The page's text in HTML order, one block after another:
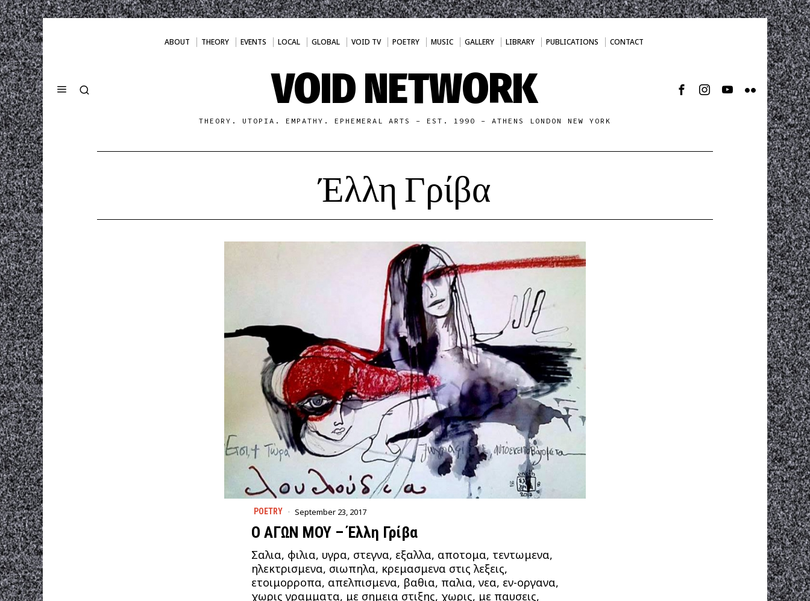
ABOUT THEORY EVENTS LOCAL GLOBAL VOID TV POETRY MUSIC GALLERY LIBRARY PUBLICATIONS CONTACT
VOID NETWORK
THEORY. UTOPIA. EMPATHY. EPHEMERAL ARTS - EST. 1990 - ATHENS LONDON NEW YORK
Έλλη Γρίβα
POETRY September 23, 2017
Ο ΑΓΩΝ ΜΟΥ – Έλλη Γρίβα
Σαλια, φιλια, υγρα, στεγνα, εξαλλα, αποτομα, τεντωμενα,
ηλεκτρισμενα, σιωπηλα, κρεμασμενα στις λεξεις,
ετοιμορροπα, απελπισμενα, βαθια, παλια, νεα, εν-οργανα,
χωρις γραμματα, με σημεια στιξης, χωρις, με παυσεις,